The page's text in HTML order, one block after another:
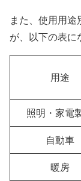
また、使用用
が、以下の表に
用途
照明・家電
自動車
暖房